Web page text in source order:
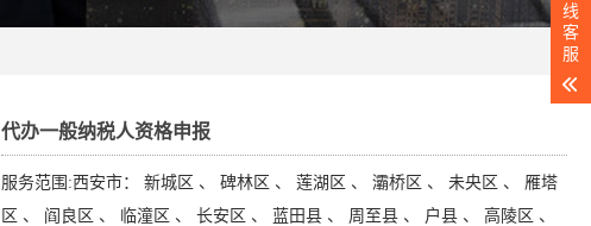
代办一般纳税人资格申报
服务范围:西安市： 新城区 、 碑林区 、 莲湖区 、 灞桥区 、 未央区 、 雁塔
区 、 阎良区 、 临潼区 、 长安区 、 蓝田县 、 周至县 、 户县 、 高陵区 、
线
客
服